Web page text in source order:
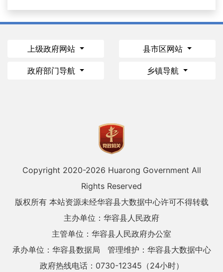
上级政府网站 县市区网站
政府部门导航 乡镇导航
Copyright 2020-2026 Huarong Government All
Rights Reserved
版权所有 本站资源未经华容县大数据中心许可不得转载
主办单位：华容县人民政府
主管单位：华容县人民政府办公室
承办单位：华容县数据局
管理维护：华容县大数据中心
政府热线电话：0730-12345（24小时）